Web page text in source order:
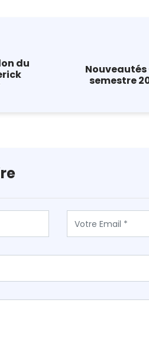
du
Nouveautés
semestre